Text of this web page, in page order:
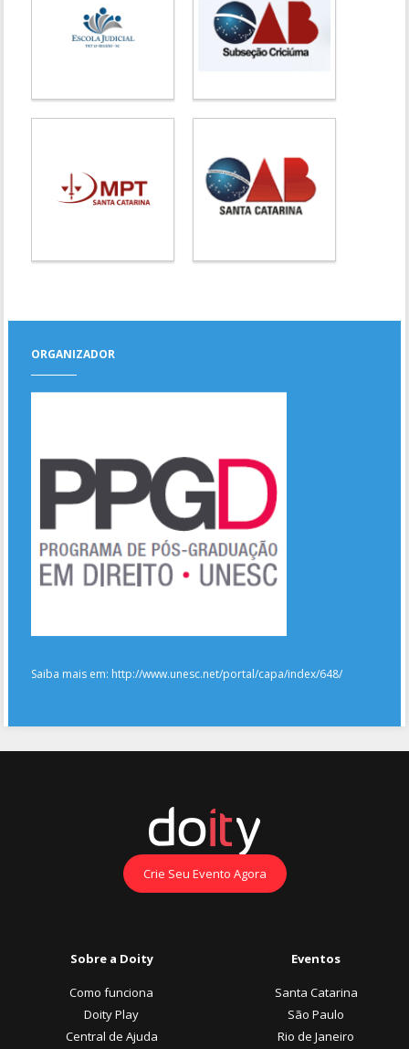
ORGANIZADOR
Saiba mais em: http://www.unesc.net/portal/capa/index/648/
Crie Seu Evento Agora
Sobre a Doity
Como funciona
Doity Play
Central de Ajuda
Eventos
Santa Catarina
São Paulo
Rio de Janeiro